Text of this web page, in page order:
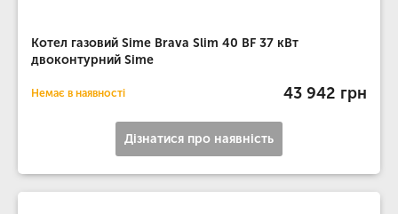
Котел газовий Sime Brava Slim 40 BF 37 кВт
двоконтурний Sime
Немає в наявності 43 942 грн
Дізнатися про наявність